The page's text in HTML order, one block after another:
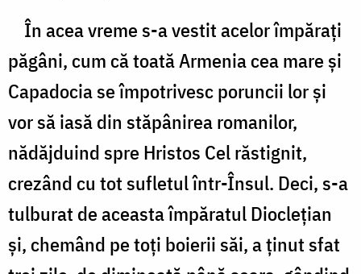
În acea vreme s-a vestit acelor împăraţi
păgâni, cum că toată Armenia cea mare şi
Capadocia se împotrivesc poruncii lor şi
vor să iasă din stăpânirea romanilor,
nădăjduind spre Hristos Cel răstignit,
crezând cu tot sufletul într-Însul. Deci, s-a
tulburat de aceasta împăratul Diocleţian
şi, chemând pe toţi boierii săi, a ţinut sfat